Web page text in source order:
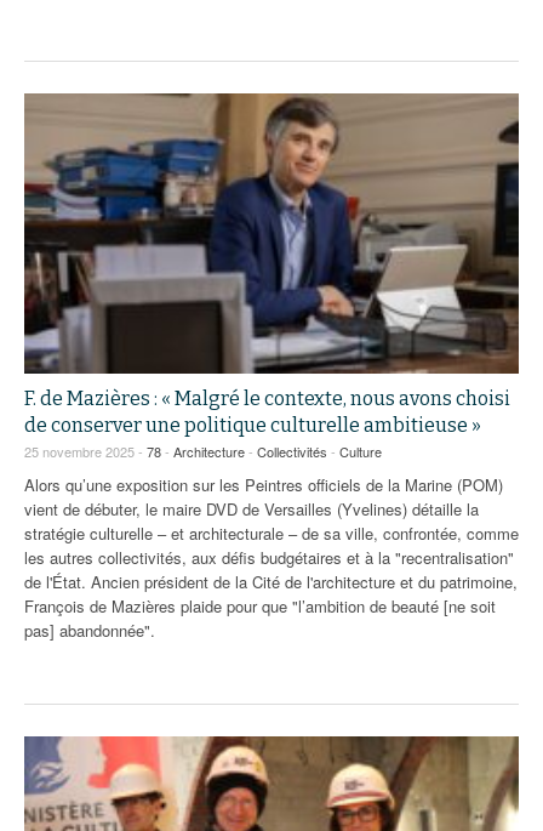
F. de Mazières : « Malgré le contexte, nous avons choisi
de conserver une politique culturelle ambitieuse »
25 novembre 2025 - 78- Architecture- Collectivités - Culture
Alors qu’une exposition sur les Peintres officiels de la Marine (POM)
vient de débuter, le maire DVD de Versailles (Yvelines) détaille la
stratégie culturelle – et architecturale – de sa ville, confrontée, comme
les autres collectivités, aux défis budgétaires et à la "recentralisation"
de l'État. Ancien président de la Cité de l'architecture et du patrimoine,
François de Mazières plaide pour que "l’ambition de beauté [ne soit
pas] abandonnée".